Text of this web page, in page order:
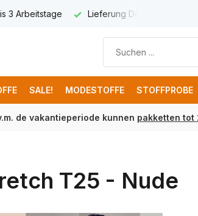
3 Arbeitstage Lieferung Deutschland €
SALE! MODESTOFFE STOFFPROBE
de vakantieperiode kunnen pakketten tot
T25 - Nude